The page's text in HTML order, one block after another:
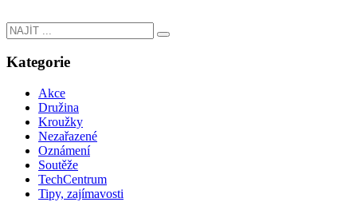
Kategorie
Akce
Družina
Kroužky
Nezařazené
Oznámení
Soutěže
TechCentrum
Tipy, zajímavosti